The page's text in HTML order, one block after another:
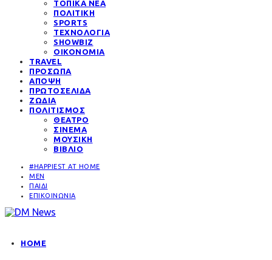
ΤΟΠΙΚΑ ΝΕΑ
ΠΟΛΙΤΙΚΗ
SPORTS
ΤΕΧΝΟΛΟΓΙΑ
SHOWBIZ
ΟΙΚΟΝΟΜΙΑ
TRAVEL
ΠΡΟΣΩΠΑ
ΑΠΟΨΗ
ΠΡΩΤΟΣΕΛΙΔΑ
ΖΩΔΙΑ
ΠΟΛΙΤΙΣΜΟΣ
ΘΕΑΤΡΟ
ΣΙΝΕΜΑ
ΜΟΥΣΙΚΗ
ΒΙΒΛΙΟ
#HAPPIEST AT HOME
MEN
ΠΑΙΔΙ
ΕΠΙΚΟΙΝΩΝΙΑ
HOME